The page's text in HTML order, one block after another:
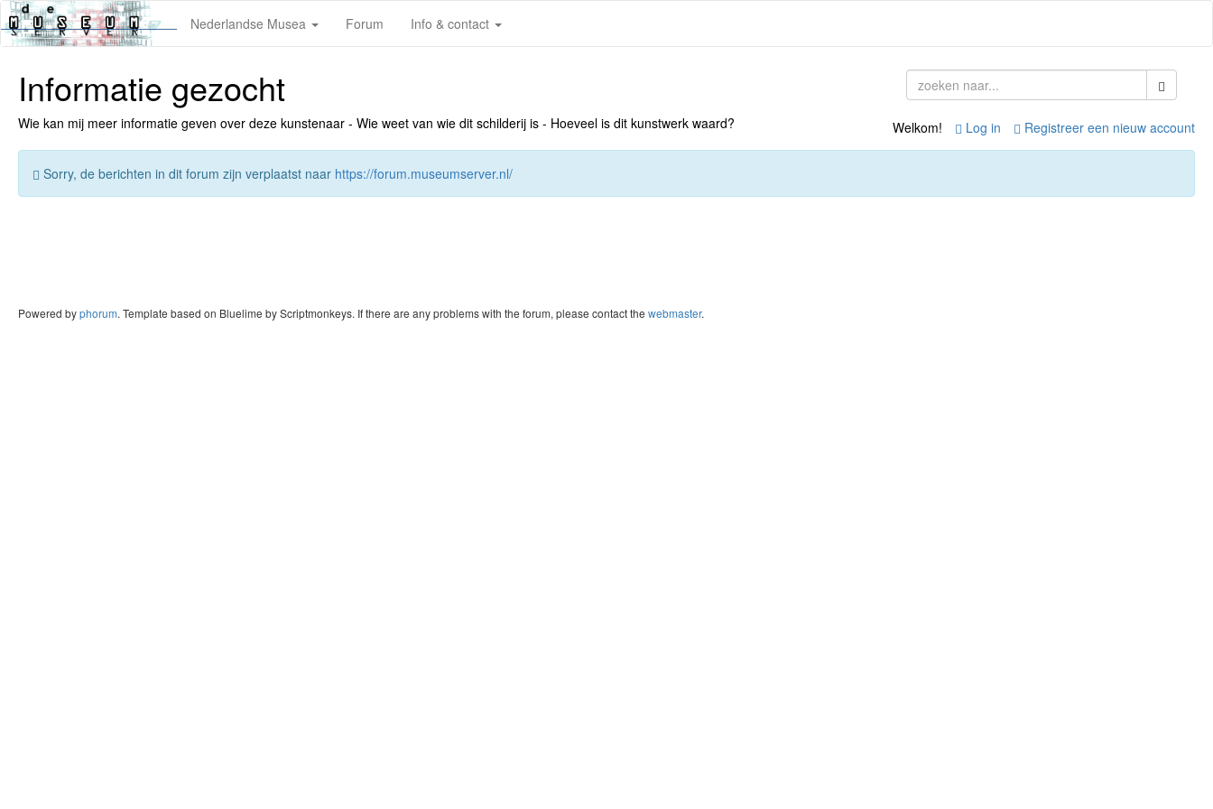
Nederlandse Musea Forum Info & contact
Welkom! Log in Registreer een nieuw account
Informatie gezocht
Wie kan mij meer informatie geven over deze kunstenaar - Wie weet van wie dit schilderij is - Hoeveel is dit kunstwerk waard?
Sorry, de berichten in dit forum zijn verplaatst naar https://forum.museumserver.nl/
Powered byphorum. Template based on Bluelime by Scriptmonkeys. If there are any problems with the forum, please contact the webmaster.